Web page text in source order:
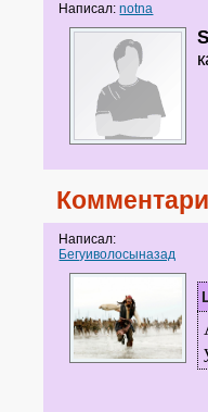
Написал:notna
Написал:
Бегуиволосыназад